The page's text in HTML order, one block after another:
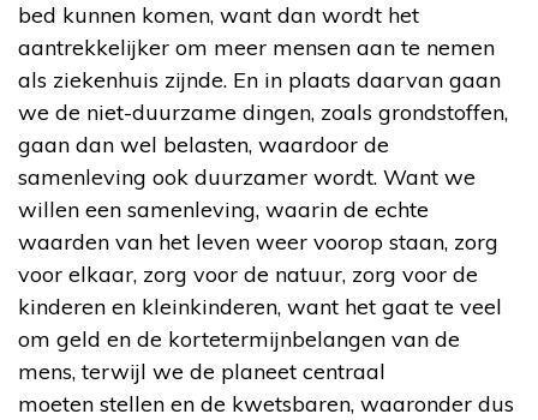
bed kunnen komen, want dan wordt het
aantrekkelijker om meer mensen aan te nemen
als ziekenhuis zijnde. En in plaats daarvan gaan
we de niet-duurzame dingen, zoals grondstoffen,
gaan dan wel belasten, waardoor de
samenleving ook duurzamer wordt. Want we
willen een samenleving, waarin de echte
waarden van het leven weer voorop staan, zorg
voor elkaar, zorg voor de natuur, zorg voor de
kinderen en kleinkinderen, want het gaat te veel
om geld en de kortetermijnbelangen van de
mens, terwijl we de planeet centraal
moeten stellen en de kwetsbaren, waaronder dus